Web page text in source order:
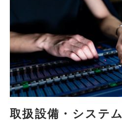
取扱設備・システム